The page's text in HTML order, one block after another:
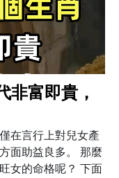
非富即貴，
在言行上對兒女產
面助益良多。 那麼
女的命格呢？ 下面